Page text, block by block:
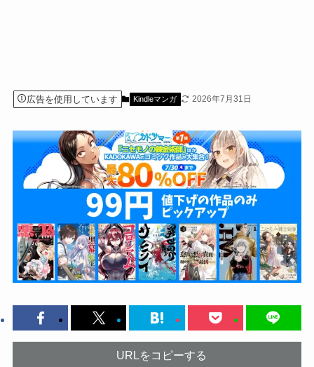
広告を使用しています Kindleマンガ 2026年7月31日
URLをコピーする